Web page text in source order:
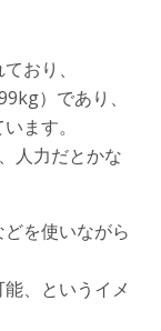
おり、
）であり、
ます。
人力だとかな
を使いながら
、というイメ